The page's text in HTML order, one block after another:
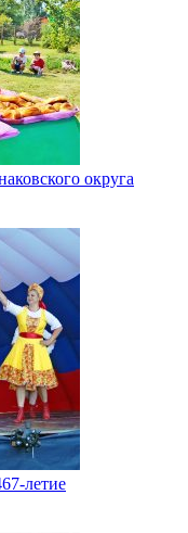
округа
летие